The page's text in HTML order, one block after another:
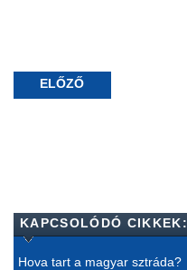
ELŐZŐ
KAPCSOLÓDÓ CIKKEK:
Hova tart a magyar sztráda?